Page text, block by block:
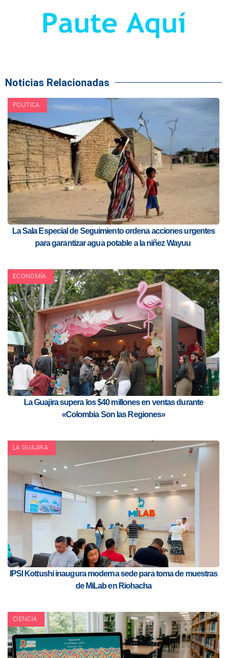
Noticias Relacionadas
POLITICA
La Sala Especial de Seguimiento ordena acciones urgentes
para garantizar agua potable a la niñez Wayuu
ECONOMÍA
La Guajira supera los $40 millones en ventas durante
«Colombia Son las Regiones»
LA GUAJIRA
IPSI Kottushi inaugura moderna sede para toma de muestras
de MiLab en Riohacha
CIENCIA